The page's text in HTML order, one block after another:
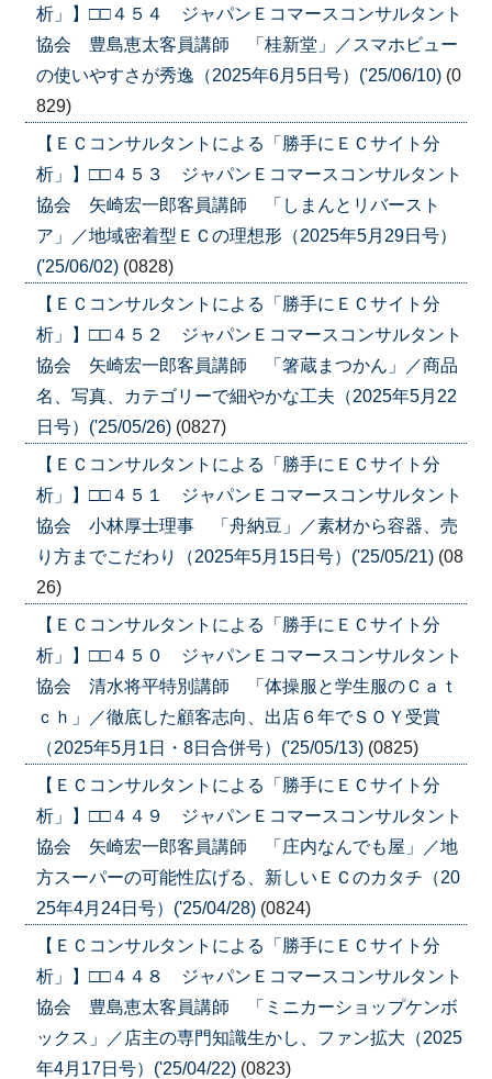
析」】□□４５４ ジャパンＥコマースコンサルタント
協会 豊島恵太客員講師 「桂新堂」／スマホビュー
の使いやすさが秀逸（2025年6月5日号）('25/06/10) (0
829)
【ＥＣコンサルタントによる「勝手にＥＣサイト分
析」】□□４５３ ジャパンＥコマースコンサルタント
協会 矢崎宏一郎客員講師 「しまんとリバースト
ア」／地域密着型ＥＣの理想形（2025年5月29日号）
('25/06/02) (0828)
【ＥＣコンサルタントによる「勝手にＥＣサイト分
析」】□□４５２ ジャパンＥコマースコンサルタント
協会 矢崎宏一郎客員講師 「箸蔵まつかん」／商品
名、写真、カテゴリーで細やかな工夫（2025年5月22
日号）('25/05/26) (0827)
【ＥＣコンサルタントによる「勝手にＥＣサイト分
析」】□□４５１ ジャパンＥコマースコンサルタント
協会 小林厚士理事 「舟納豆」／素材から容器、売
り方までこだわり（2025年5月15日号）('25/05/21) (08
26)
【ＥＣコンサルタントによる「勝手にＥＣサイト分
析」】□□４５０ ジャパンＥコマースコンサルタント
協会 清水将平特別講師 「体操服と学生服のＣａｔ
ｃｈ」／徹底した顧客志向、出店６年でＳＯＹ受賞
（2025年5月1日・8日合併号）('25/05/13) (0825)
【ＥＣコンサルタントによる「勝手にＥＣサイト分
析」】□□４４９ ジャパンＥコマースコンサルタント
協会 矢崎宏一郎客員講師 「庄内なんでも屋」／地
方スーパーの可能性広げる、新しいＥＣのカタチ（20
25年4月24日号）('25/04/28) (0824)
【ＥＣコンサルタントによる「勝手にＥＣサイト分
析」】□□４４８ ジャパンＥコマースコンサルタント
協会 豊島恵太客員講師 「ミニカーショップケンボ
ックス」／店主の専門知識生かし、ファン拡大（2025
年4月17日号）('25/04/22) (0823)